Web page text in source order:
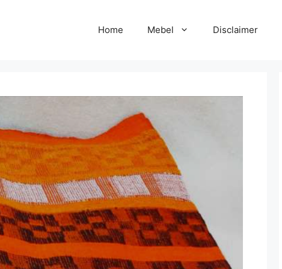
Home Mebel Disclaimer